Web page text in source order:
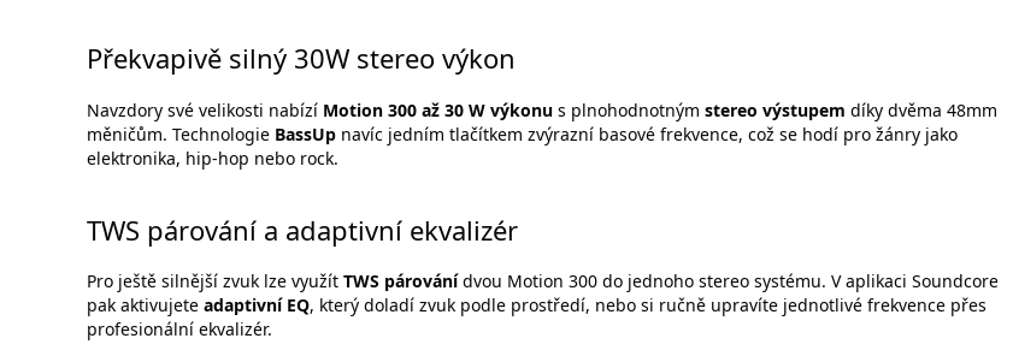
Překvapivě silný 30W stereo výkon
Navzdory své velikosti nabízí Motion 300 až 30 W výkonu s plnohodnotným stereo výstupem díky dvěma 48mm
měničům. Technologie BassUp navíc jedním tlačítkem zvýrazní basové frekvence, což se hodí pro žánry jako
elektronika, hip-hop nebo rock.
TWS párování a adaptivní ekvalizér
Pro ještě silnější zvuk lze využít TWS párovánídvou Motion 300 do jednoho stereo systému. V aplikaci Soundcore
pak aktivujete adaptivní EQ, který doladí zvuk podle prostředí, nebo si ručně upravíte jednotlivé frekvence přes
profesionální ekvalizér.